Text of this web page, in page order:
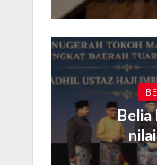
Belia